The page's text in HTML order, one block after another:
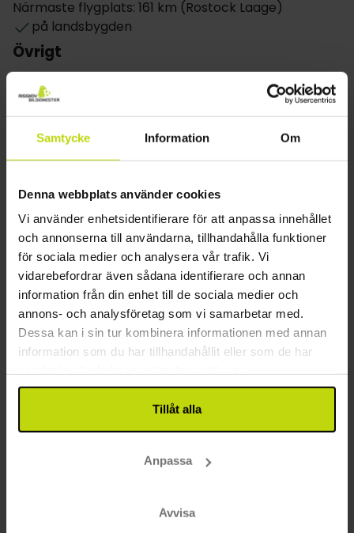
Samtycke Information Om
Denna webbplats använder cookies
Vi använder enhetsidentifierare för att anpassa innehållet
och annonserna till användarna, tillhandahålla funktioner
för sociala medier och analysera vår trafik. Vi
vidarebefordrar även sådana identifierare och annan
information från din enhet till de sociala medier och
annons- och analysföretag som vi samarbetar med.
Dessa kan i sin tur kombinera informationen med annan
information som du har tillhandahållit eller som de har
Tillåt alla
Anpassa
Avvisa
Wieker Bodden och rymliga Maisonette-sviter. Alla
rum är utrustade med moderna bekvämligheter
såsom eget badrum, TV, gratis Wi-Fi och minibarer.
En del av rummen har även egen balkong.
Närmaste flygplats: 161 km (Rostock Laage)
på landsbygden
Övrigt
Gratis internet
Hiss
Våningar: 2
Byggår: 2011
Renoverat: 2021
Barnvänligt
Restaurang
Restaurang
Möjlighet till laktosfri kost
Möjlighet till glutenfri kost
Möjlighet till vegetarisk kost
Middagen serveras vid en viss tidpunkt för Risskovs
Rum
Rummets storlek angives i m²: min. 18
Hund: 18 EUR per dag